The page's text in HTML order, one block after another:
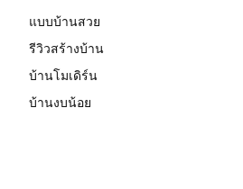
แบบบ้านสวย
รีวิวสร้างบ้าน
บ้านโมเดิร์น
บ้านงบน้อย